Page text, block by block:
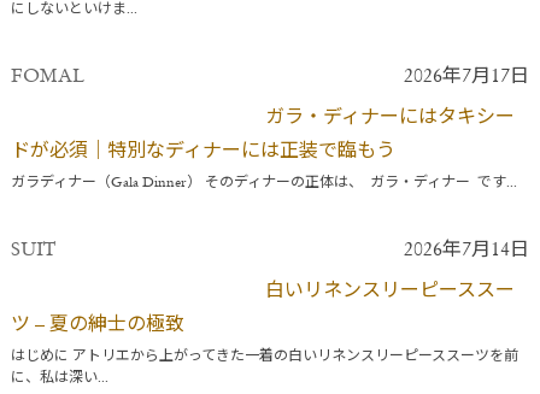
にしないといけま...
FOMAL 2026年7月17日
ガラ・ディナーにはタキシー
ドが必須｜特別なディナーには正装で臨もう
ガラディナー（Gala Dinner） そのディナーの正体は、 ガラ・ディナー です...
SUIT 2026年7月14日
白いリネンスリーピーススー
ツ – 夏の紳士の極致
はじめに アトリエから上がってきた一着の白いリネンスリーピーススーツを前
に、私は深い...